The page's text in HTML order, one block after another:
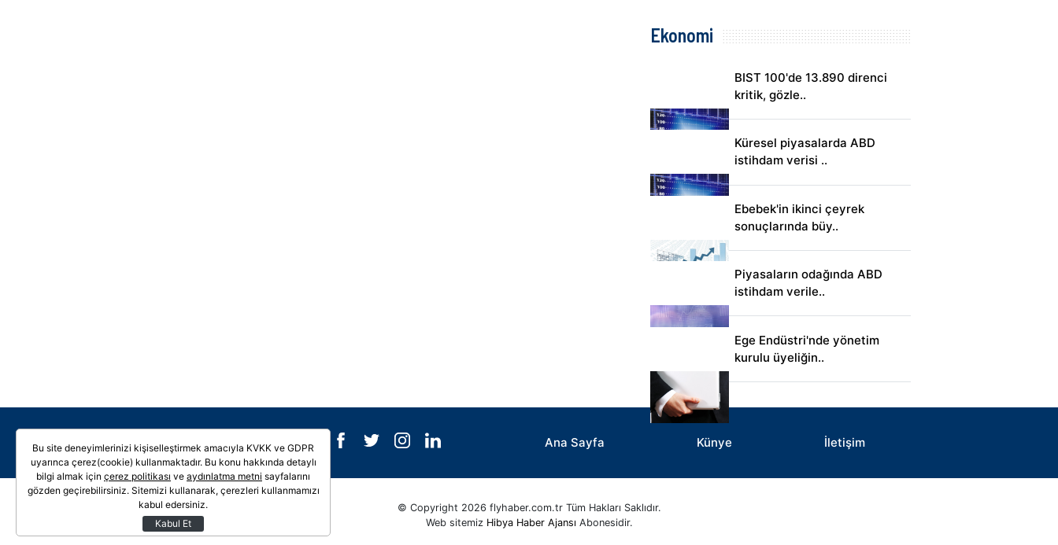
Ekonomi
BIST 100'de 13.890 direnci
kritik, gözle..
Küresel piyasalarda ABD
istihdam verisi ..
Ebebek'in ikinci çeyrek
sonuçlarında büy..
Piyasaların odağında ABD
istihdam verile..
Ege Endüstri'nde yönetim
kurulu üyeliğin..
Galeri Video Ana Sayfa Künye İletişim
© Copyright 2026 flyhaber.com.tr Tüm Hakları Saklıdır.
Web sitemiz Hibya Haber Ajansı Abonesidir.
Bu site deneyimlerinizi kişiselleştirmek amacıyla KVKK ve GDPR
uyarınca çerez(cookie) kullanmaktadır. Bu konu hakkında detaylı
bilgi almak için çerez politikası ve aydınlatma metni sayfalarını
gözden geçirebilirsiniz. Sitemizi kullanarak, çerezleri kullanmamızı
kabul edersiniz.
Kabul Et